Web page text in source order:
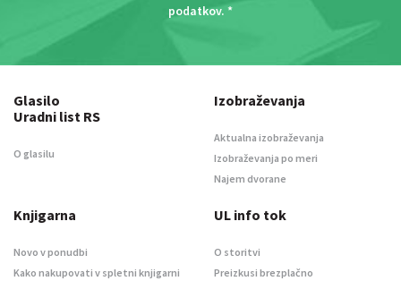
podatkov. *
Glasilo
Uradni list RS
O glasilu
Izobraževanja
Aktualna izobraževanja
Izobraževanja po meri
Najem dvorane
Knjigarna
Novo v ponudbi
Kako nakupovati v spletni knjigarni
UL info tok
O storitvi
Preizkusi brezplačno